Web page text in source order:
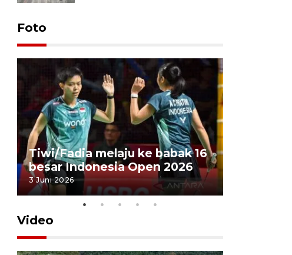
Foto
Tiwi/Fadia melaju ke babak 16
besar Indonesia Open 2026
3 Juni 2026
Video